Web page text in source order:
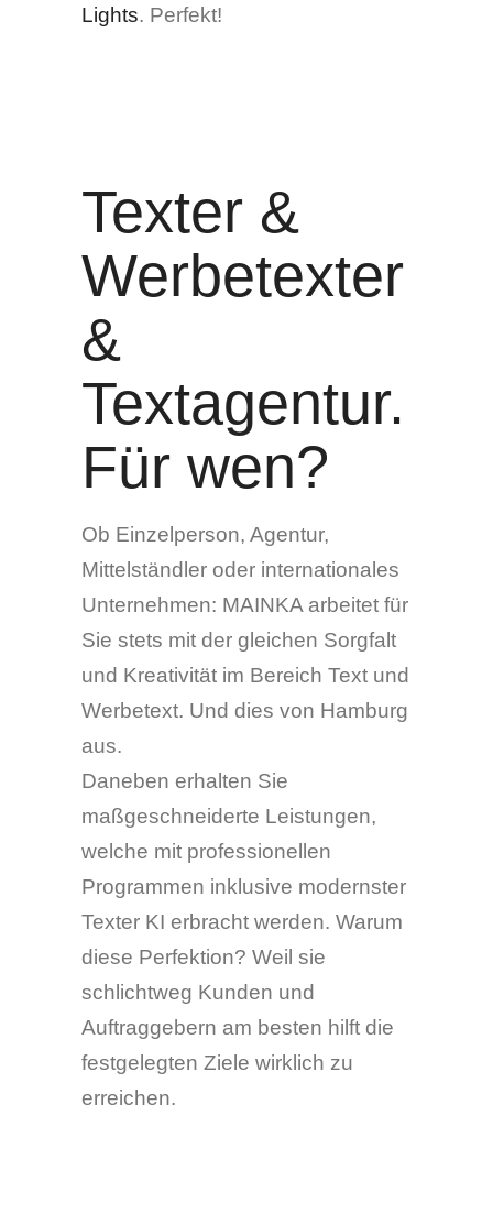
Lights. Perfekt!
Texter &
Werbetexter
&
Textagentur.
Für wen?
Ob Einzelperson, Agentur,
Mittelständler oder internationales
Unternehmen: MAINKA arbeitet für
Sie stets mit der gleichen Sorgfalt
und Kreativität im Bereich Text und
Werbetext. Und dies von Hamburg
aus.
Daneben erhalten Sie
maßgeschneiderte Leistungen,
welche mit professionellen
Programmen inklusive modernster
Texter KI erbracht werden. Warum
diese Perfektion? Weil sie
schlichtweg Kunden und
Auftraggebern am besten hilft die
festgelegten Ziele wirklich zu
erreichen.